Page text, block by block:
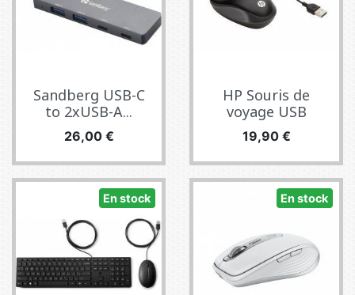
Sandberg USB-C
to 2xUSB-A...
Prix
26,00 €
HP Souris de
voyage USB
Prix
19,90 €
En stock En stock